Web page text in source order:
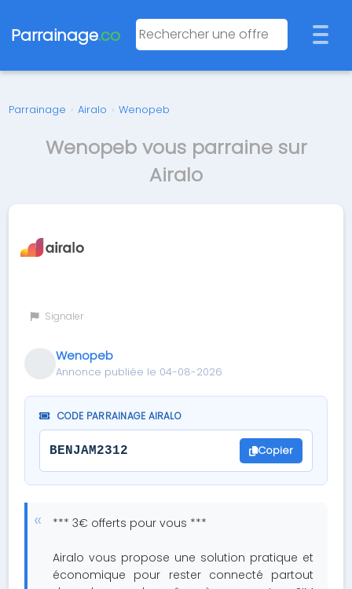
Parrainage.co
Parrainage › Airalo › Wenopeb
Wenopeb vous parraine sur
Airalo
Signaler
Wenopeb
Annonce publiée le 04-08-2026
CODE PARRAINAGE AIRALO
BENJAM2312 Copier
*** 3€ offerts pour vous ***
Airalo vous propose une solution pratique et
économique pour rester connecté partout